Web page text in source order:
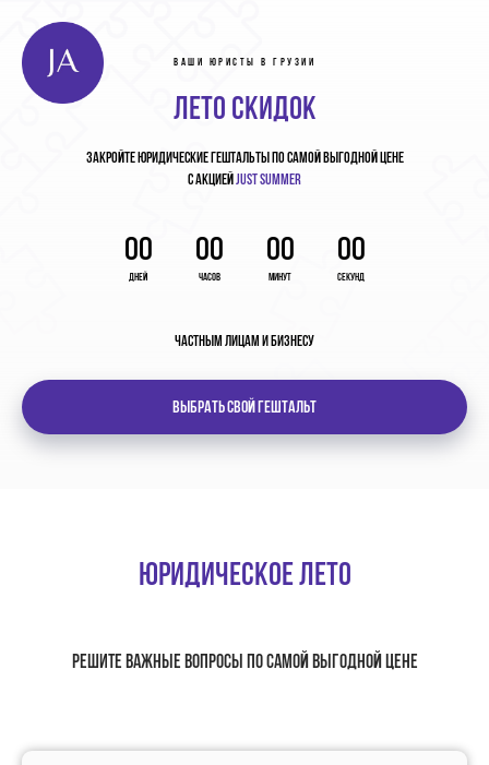
ВАШИ ЮРИСТЫ В ГРУЗИИ
ЛЕТО СКИДОК
ЗАКРОЙТЕЮРИДИЧЕСКИЕ ГЕШТАЛЬТЫПО САМОЙ ВЫГОДНОЙ ЦЕНЕ
С АКЦИЕЙJUST SUMMER
00
Дней
00
Часов
00
Минут
00
Секунд
ЧАСТНЫМ ЛИЦАМ И БИЗНЕСУ
ВЫБРАТЬ СВОЙ ГЕШТАЛЬТ
Юридическое лето
Решите важные вопросы по самой выгодной цене